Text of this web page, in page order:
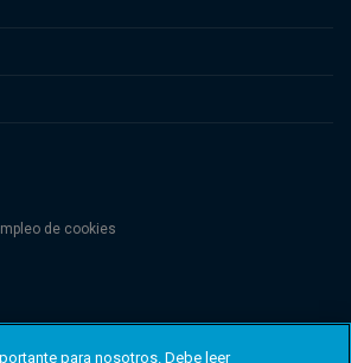
de cookies
(Luxembourg), No. B 110242 and/or
para nosotros. Debe leer